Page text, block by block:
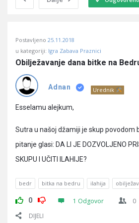
Učene
Latest
Pitanja
Postavljeno 25.11.2018
u kategoriji: Igra Zabava Praznici
Obilježavanje dana bitke na
Adnan Urednik
Esselamu alejkum,
Sutra u našoj džamiji je skup povodom
pitanje glasi: DA LI JE DOZVOLJENO
SKUPU I UČITI ILAHIJE?
bedr bitka na bedru ilahija
0 1 Odgovor 0
DIJELI